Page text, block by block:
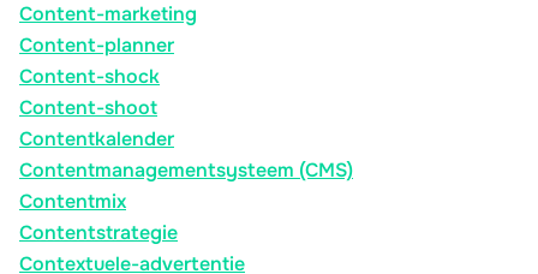
Content-marketing
Content-planner
Content-shock
Content-shoot
Contentkalender
Contentmanagementsysteem (CMS)
Contentmix
Contentstrategie
Contextuele-advertentie